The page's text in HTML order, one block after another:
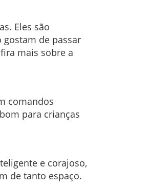
Eles são
de passar
mais sobre a
comandos
para crianças
e corajoso,
de tanto espaço.